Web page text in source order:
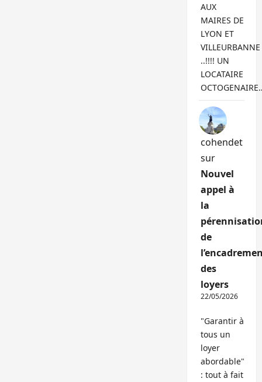
AUX
MAIRES DE
LYON ET
VILLEURBANNE
..!!!! UN
LOCATAIRE
cohendet
sur
Nouvel
appel à
la
de
des
loyers
22/05/2026
"Garantir à
tous un
loyer
abordable"
: tout à fait